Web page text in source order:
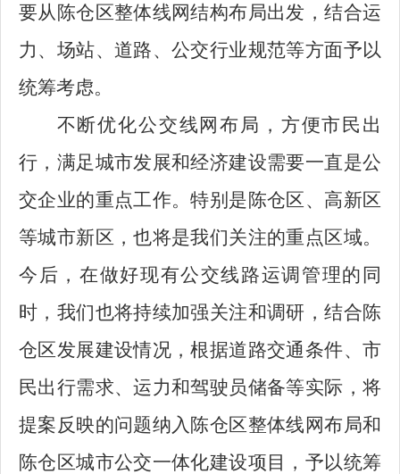
要从陈仓区整体线网结构布局出发，结合运
力、场站、道路、公交行业规范等方面予以
统筹考虑。
不断优化公交线网布局，方便市民出
行，满足城市发展和经济建设需要一直是公
交企业的重点工作。特别是陈仓区、高新区
等城市新区，也将是我们关注的重点区域。
今后，在做好现有公交线路运调管理的同
时，我们也将持续加强关注和调研，结合陈
仓区发展建设情况，根据道路交通条件、市
民出行需求、运力和驾驶员储备等实际，将
提案反映的问题纳入陈仓区整体线网布局和
陈仓区城市公交一体化建设项目，予以统筹